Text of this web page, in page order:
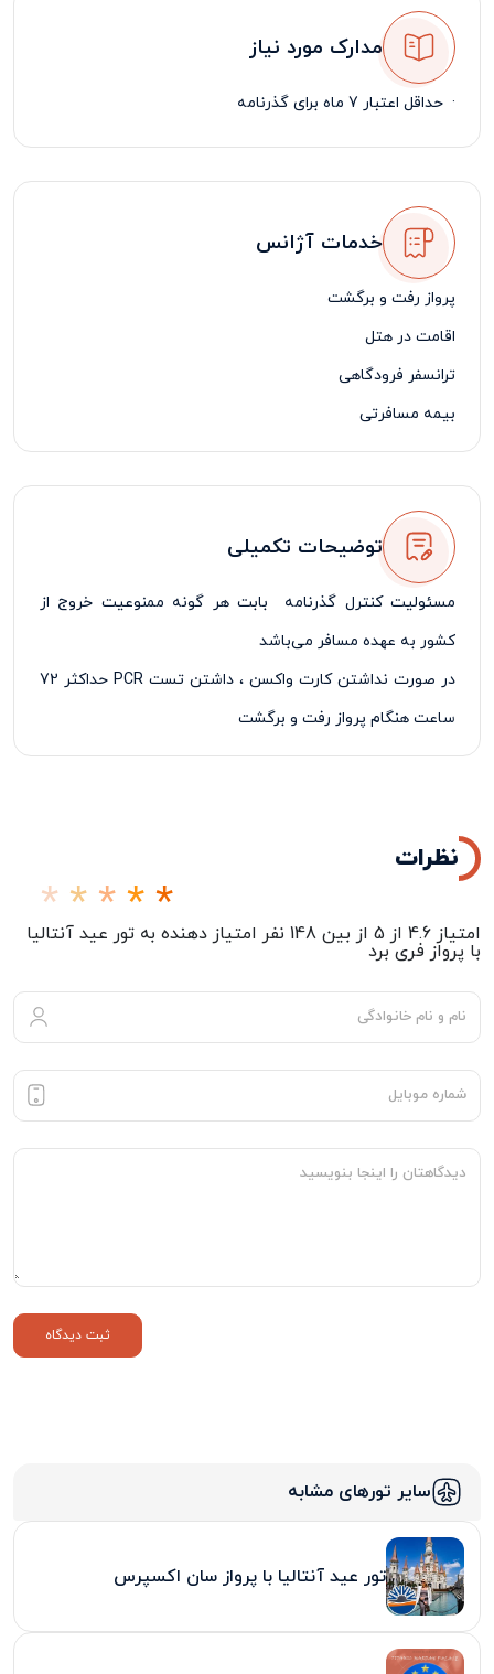
مدارک مورد نیاز
· حداقل اعتبار 7 ماه برای گذرنامه
خدمات آژانس
پرواز رفت و برگشت
اقامت در هتل
ترانسفر فرودگاهی
بیمه مسافرتی
لیدر فارسی زبان
توضیحات تکمیلی
مسئولیت کنترل گذرنامه بابت هر گونه ممنوعیت خروج از
کشور به عهده مسافر می‌باشد
در صورت نداشتن کارت واکسن ، داشتن تست
حداکثر 72
ساعت هنگام پرواز رفت و برگشت
پرداخت 50% درصد از مبلغ کل تور در زمان ثبت نام تور الزامی
نظرات
امتیاز 4.6 از 5 از بین 148 نفر امتیاز دهنده به تور عید آنتالیا
با پرواز فری برد
سایر تورهای مشابه
تور عید آنتالیا با پرواز سان اکسپرس